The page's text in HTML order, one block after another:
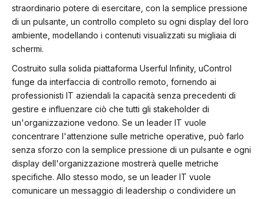
straordinario potere di esercitare, con la semplice pressione
di un pulsante, un controllo completo su ogni display del loro
ambiente, modellando i contenuti visualizzati su migliaia di
schermi.
Costruito sulla solida piattaforma Userful Infinity, uControl
funge da interfaccia di controllo remoto, fornendo ai
professionisti IT aziendali la capacità senza precedenti di
gestire e influenzare ciò che tutti gli stakeholder di
un'organizzazione vedono. Se un leader IT vuole
concentrare l'attenzione sulle metriche operative, può farlo
senza sforzo con la semplice pressione di un pulsante e ogni
display dell'organizzazione mostrerà quelle metriche
specifiche. Allo stesso modo, se un leader IT vuole
comunicare un messaggio di leadership o condividere un